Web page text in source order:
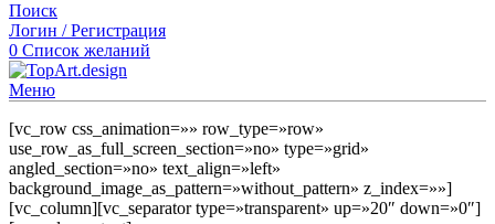
Поиск
Логин / Регистрация
0 Список желаний
Меню
[vc_row css_animation=»» row_type=»row»
use_row_as_full_screen_section=»no» type=»grid»
angled_section=»no» text_align=»left»
background_image_as_pattern=»without_pattern» z_index=»»]
[vc_column][vc_separator type=»transparent» up=»20″ down=»0″]